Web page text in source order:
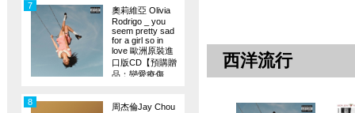
奧莉維亞 Olivia
Rodrigo _ you
seem pretty sad
for a girl so in
love 歐洲原裝進
口版CD【預購贈
品：戀愛療傷
7
周杰倫Jay Chou
8
西洋流行